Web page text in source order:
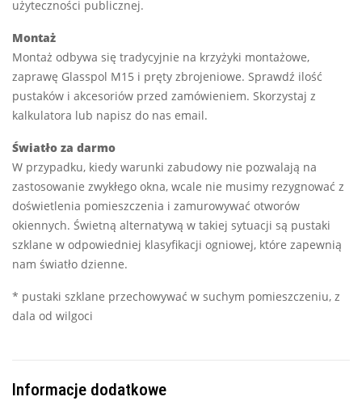
użyteczności publicznej.
Montaż
Montaż odbywa się tradycyjnie na krzyżyki montażowe,
zaprawę Glasspol M15 i pręty zbrojeniowe. Sprawdź ilość
pustaków i akcesoriów przed zamówieniem. Skorzystaj z
kalkulatora lub napisz do nas email.
Światło za darmo
W przypadku, kiedy warunki zabudowy nie pozwalają na
zastosowanie zwykłego okna, wcale nie musimy rezygnować z
doświetlenia pomieszczenia i zamurowywać otworów
okiennych. Świetną alternatywą w takiej sytuacji są pustaki
szklane w odpowiedniej klasyfikacji ogniowej, które zapewnią
nam światło dzienne.
* pustaki szklane przechowywać w suchym pomieszczeniu, z
dala od wilgoci
Informacje dodatkowe